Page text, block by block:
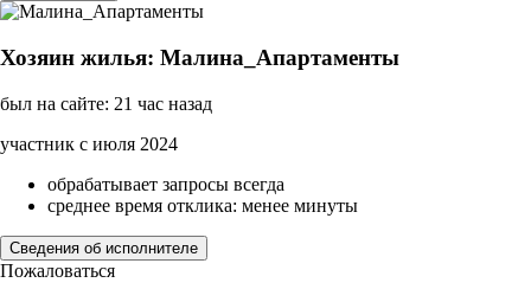
Хозяин жилья: Малина_Апартаменты
был на сайте: 21 час назад
участник с июля 2024
обрабатывает запросы всегда
среднее время отклика: менее минуты
Сведения об исполнителе
Пожаловаться